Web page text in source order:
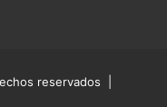
reservados |